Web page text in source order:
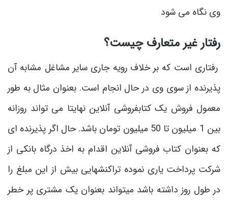
وی نگاه می شود
رفتار غیر متعارف چیست؟
رفتاری است که بر خلاف رویه جاری سایر مشاغل مشابه آن
پذیرنده از سوی وی در حال انجام است. بعنوان مثال به طور
معمول فروش یک کتابفروشی آنلاین نهایتا می تواند روزانه
بین 1 میلیون تا 50 میلیون تومان باشد. حال اگر پذیرنده ای
که بعنوان کتاب فروشی آنلاین اقدام به اخذ درگاه بانکی از
شرکت پرداخت یاری نموده تراکنشهایی بیش از این مبلغ را
در طول روز داشته باشد میتواند بعنوان یک مشتری پر خطر